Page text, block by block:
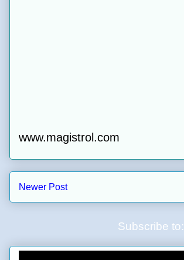
www.magistrol.com
Newer Post
Subscribe to: